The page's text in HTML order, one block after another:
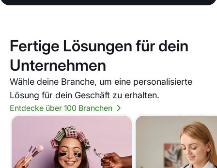
Fertige Lösungen für dein
Unternehmen
Wähle deine Branche, um eine personalisierte
Lösung für dein Geschäft zu erhalten.
Entdecke über 100 Branchen